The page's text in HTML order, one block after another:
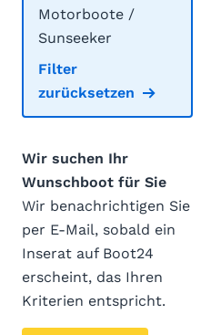
Motorboote /
Sunseeker
Filter
zurücksetzen
Wir suchen Ihr
Wunschboot für Sie
Wir benachrichtigen Sie
per E-Mail, sobald ein
Inserat auf Boot24
erscheint, das Ihren
Kriterien entspricht.